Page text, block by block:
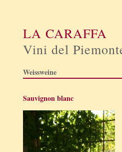
LA CARAFFA
Vini del
Weissweine
Sauvignon blanc